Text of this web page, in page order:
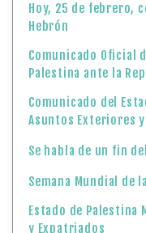
Hoy, 25 de febrero,
Hebrón
Comunicado Oficial
Palestina ante la
Comunicado del
Asuntos Exteriores
Se habla de un fin
Semana Mundial de
Estado de
y Expatriados